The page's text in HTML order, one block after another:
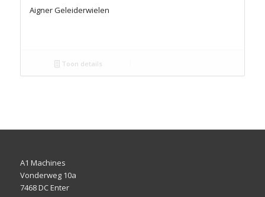
Aigner Geleiderwielen
Toon details
A1 Machines
Vonderweg 10a
7468 DC Enter